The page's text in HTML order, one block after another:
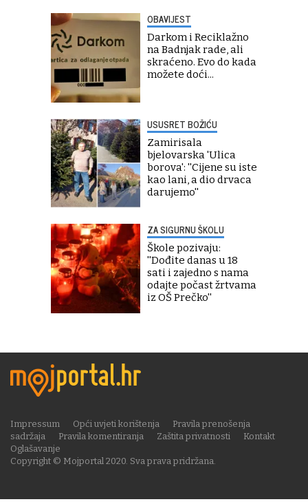
OBAVIJEST
Darkom i Reciklažno
na Badnjak rade, ali
skraćeno. Evo do kada
možete doći...
USUSRET BOŽIĆU
Zamirisala
bjelovarska 'Ulica
borova': ''Cijene su iste
kao lani, a dio drvaca
darujemo''
ZA SIGURNU ŠKOLU
Škole pozivaju:
''Dođite danas u 18
sati i zajedno s nama
odajte počast žrtvama
iz OŠ Prečko''
Copyright © Mojportal 2020. Sva prava pridržana.
Impressum Opći uvjeti korištenja
Pravila prenošenja
sadržaja
Pravila komentiranja Zaštita privatnosti
Kontakt
Oglašavanje